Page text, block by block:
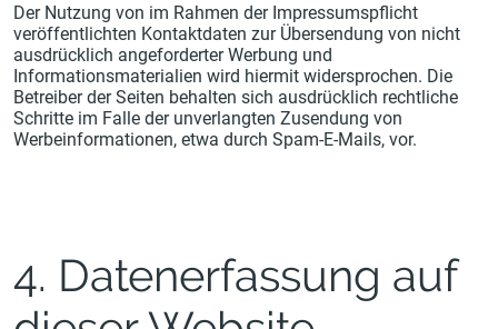
Der Nutzung von im Rahmen der Impressumspflicht
veröffentlichten Kontaktdaten zur Übersendung von nicht
ausdrücklich angeforderter Werbung und
Informationsmaterialien wird hiermit widersprochen. Die
Betreiber der Seiten behalten sich ausdrücklich rechtliche
Schritte im Falle der unverlangten Zusendung von
Werbeinformationen, etwa durch Spam-E-Mails, vor.
4. Datenerfassung auf